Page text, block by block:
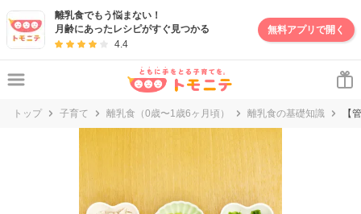
離乳食でもう悩まない！
月齢にあったレシピがすぐ見つかる
4.4
無料アプリで開く
トップ 子育て 離乳食（0歳〜1歳6ヶ月頃） 離乳食の基礎知識 【
妊娠・出産・子育て情報サイト | トモニテ